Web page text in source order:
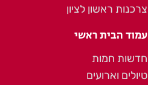
צרכנות ראשון לציון
עמוד הבית ראשי
חדשות חמות
טיולים וארועים